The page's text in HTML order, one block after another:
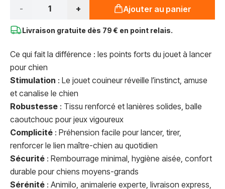
- + Ajouter au panier
Livraison gratuite dès 79 € en point relais.
Ce qui fait la différence : les points forts du jouet à lancer
pour chien
Stimulation : Le jouet couineur réveille l’instinct, amuse
et canalise le chien
Robustesse : Tissu renforcé et lanières solides, balle
caoutchouc pour jeux vigoureux
Complicité : Préhension facile pour lancer, tirer,
renforcer le lien maître-chien au quotidien
Sécurité : Rembourrage minimal, hygiène aisée, confort
durable pour chiens moyens-grands
Sérénité : Animilo, animalerie experte, livraison express,